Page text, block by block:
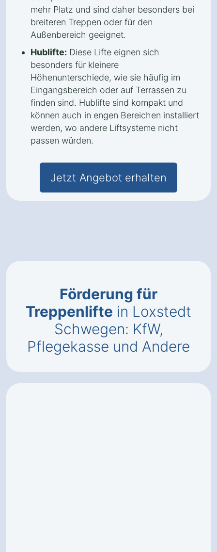
mehr Platz und sind daher besonders bei
breiteren Treppen oder für den
Außenbereich geeignet.
Hublifte: Diese Lifte eignen sich
besonders für kleinere
Höhenunterschiede, wie sie häufig im
Eingangsbereich oder auf Terrassen zu
finden sind. Hublifte sind kompakt und
können auch in engen Bereichen installiert
werden, wo andere Liftsysteme nicht
passen würden.
Jetzt Angebot erhalten
Förderung für
Treppenlifte in Loxstedt
Schwegen: KfW,
Pflegekasse und Andere